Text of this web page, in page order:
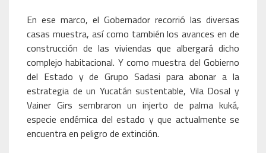
En ese marco, el Gobernador recorrió las diversas
casas muestra, así como también los avances en de
construcción de las viviendas que albergará dicho
complejo habitacional. Y como muestra del Gobierno
del Estado y de Grupo Sadasi para abonar a la
estrategia de un Yucatán sustentable, Vila Dosal y
Vainer Girs sembraron un injerto de palma kuká,
especie endémica del estado y que actualmente se
encuentra en peligro de extinción.